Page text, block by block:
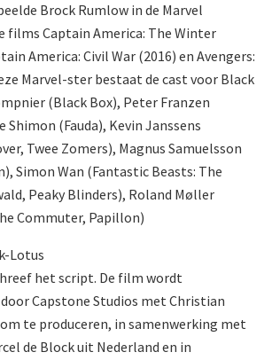
Brock Rumlow in de Marvel
films Captain America: The Winter
America: Civil War (2016) en Avengers:
Marvel-ster bestaat de cast voor Black
(Black Box), Peter Franzen
Shimon (Fauda), Kevin Janssens
Twee Zomers), Magnus Samuelsson
Simon Wan (Fantastic Beasts: The
Peaky Blinders), Roland Møller
Commuter, Papillon)
het script. De film wordt
Capstone Studios met Christian
te produceren, in samenwerking met
de Block uit Nederland en in